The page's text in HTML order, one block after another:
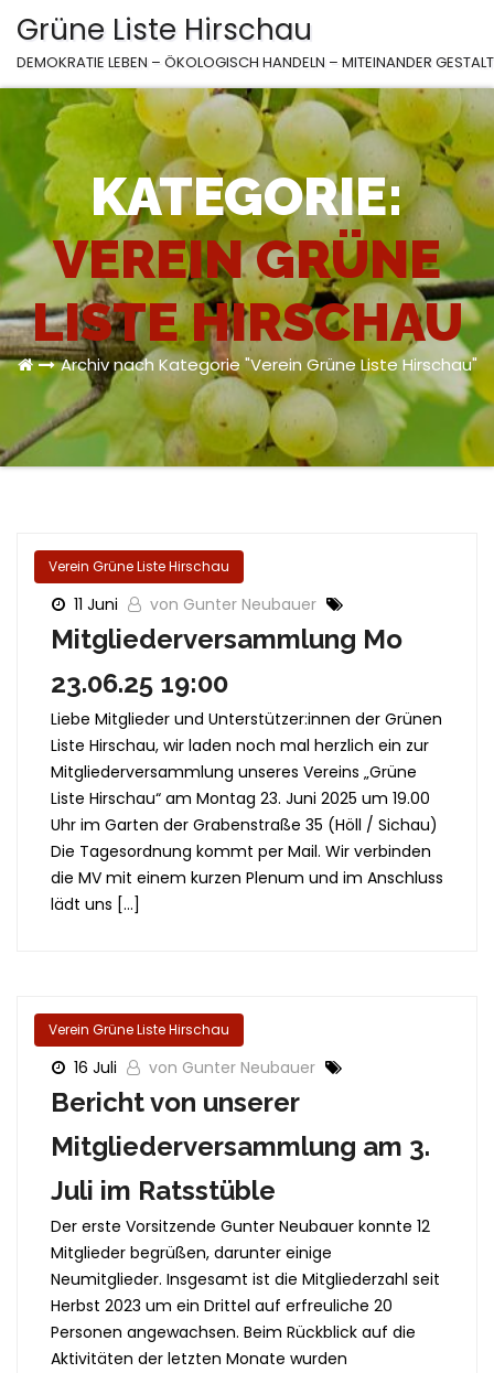
Inhalt
springen
Grüne Liste Hirschau
DEMOKRATIE LEBEN – ÖKOLOGISCH HANDELN – MITEINANDER
KATEGORIE:
VEREIN GRÜNE
LISTE HIRSCHAU
Archiv nach Kategorie "Verein Grüne Liste Hirschau"
Verein Grüne Liste Hirschau
11 Juni von Gunter Neubauer
Mitgliederversammlung Mo
23.06.25 19:00
Liebe Mitglieder und Unterstützer:innen der Grünen
Liste Hirschau, wir laden noch mal herzlich ein zur
Mitgliederversammlung unseres Vereins „Grüne
Liste Hirschau“ am Montag 23. Juni 2025 um 19.00
Uhr im Garten der Grabenstraße 35 (Höll / Sichau)
Die Tagesordnung kommt per Mail. Wir verbinden
die MV mit einem kurzen Plenum und im Anschluss
lädt uns […]
Verein Grüne Liste Hirschau
16 Juli von Gunter Neubauer
Bericht von unserer
Mitgliederversammlung am 3.
Juli im Ratsstüble
Der erste Vorsitzende Gunter Neubauer konnte 12
Mitglieder begrüßen, darunter einige
Neumitglieder. Insgesamt ist die Mitgliederzahl seit
Herbst 2023 um ein Drittel auf erfreuliche 20
Personen angewachsen. Beim Rückblick auf die
Aktivitäten der letzten Monate wurden